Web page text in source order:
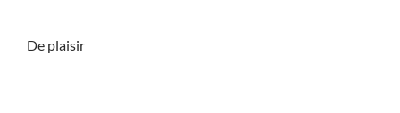
De plaisir